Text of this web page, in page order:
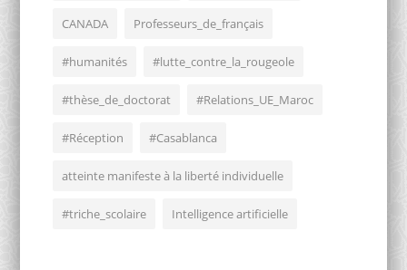
CANADA Professeurs_de_français
#humanités #lutte_contre_la_rougeole
#thèse_de_doctorat #Relations_UE_Maroc
#Réception #Casablanca
atteinte manifeste à la liberté individuelle
#triche_scolaire Intelligence artificielle